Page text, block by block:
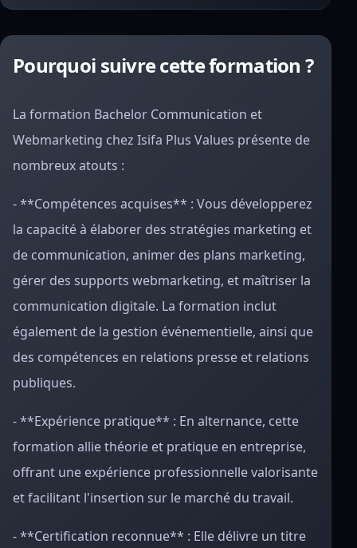
Pourquoi suivre cette formation ?
La formation Bachelor Communication et
Webmarketing chez Isifa Plus Values présente de
nombreux atouts :
- **Compétences acquises** : Vous développerez
la capacité à élaborer des stratégies marketing et
de communication, animer des plans marketing,
gérer des supports webmarketing, et maîtriser la
communication digitale. La formation inclut
également de la gestion événementielle, ainsi que
des compétences en relations presse et relations
publiques.
- **Expérience pratique** : En alternance, cette
formation allie théorie et pratique en entreprise,
offrant une expérience professionnelle valorisante
et facilitant l'insertion sur le marché du travail.
- **Certification reconnue** : Elle délivre un titre